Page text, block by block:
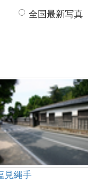
全国最新写真
見縄手